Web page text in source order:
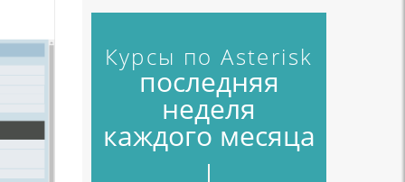
Курсы по Asterisk
последняя
неделя
каждого месяца